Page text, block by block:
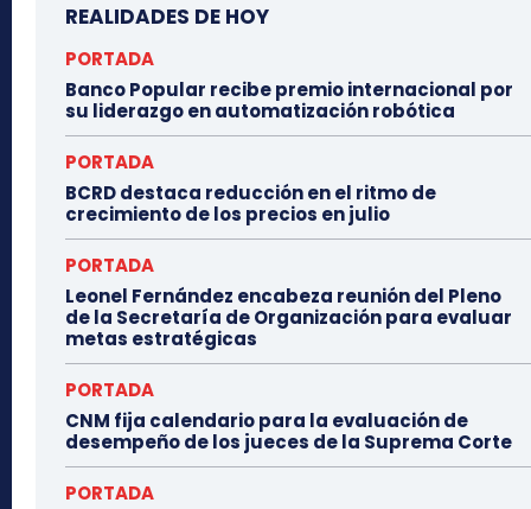
REALIDADES DE HOY
PORTADA
Banco Popular recibe premio internacional por
su liderazgo en automatización robótica
PORTADA
BCRD destaca reducción en el ritmo de
crecimiento de los precios en julio
PORTADA
Leonel Fernández encabeza reunión del Pleno
de la Secretaría de Organización para evaluar
metas estratégicas
PORTADA
CNM fija calendario para la evaluación de
desempeño de los jueces de la Suprema Corte
PORTADA